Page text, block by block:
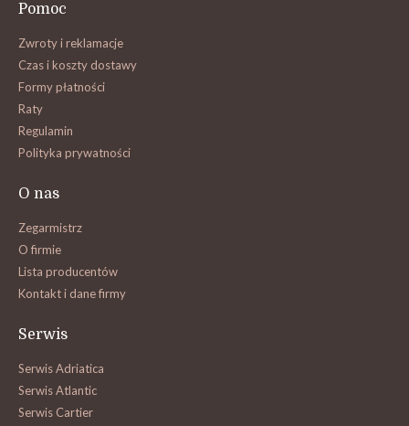
Pomoc
Zwroty i reklamacje
Czas i koszty dostawy
Formy płatności
Raty
Regulamin
Polityka prywatności
O nas
Zegarmistrz
O firmie
Lista producentów
Kontakt i dane firmy
Serwis
Serwis Adriatica
Serwis Atlantic
Serwis Cartier